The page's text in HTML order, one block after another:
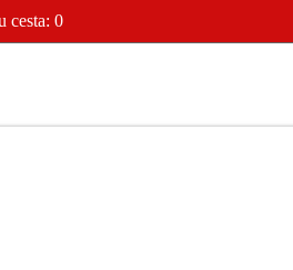
cesta: 0